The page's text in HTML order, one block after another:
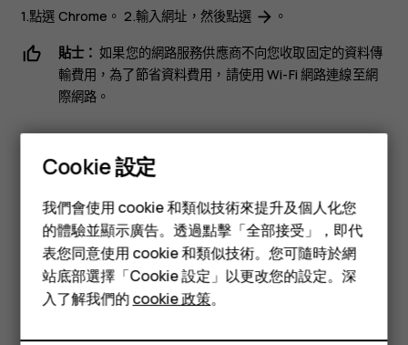
智慧型手機
功能型手機
配件
平板電腦
1.點選 Chrome 。 2.輸入網址，然後點選 arrow_forward 。
貼士： 如果您的網路服務供應商不向您收取固定的資料傳
輸費用，為了節省資料費用，請使用 Wi-Fi 網路連線至網
際網路。
通過 Google 搜尋探索網絡和外面的世界。您可以使用鍵盤來輸
入搜尋單字。
在 Chrome 中：
1.點選搜尋列。 2.在搜尋方塊中輸入搜尋單字。 3.點選arrow_forward。
您也可以從建議的相符項目中選擇搜尋單字。
Cookie 設定
我們會使用 cookie 和類似技術來提升及個人化您
的體驗並顯示廣告。透過點擊「全部接受」，即代
表您同意使用 cookie 和類似技術。您可隨時於網
站底部選擇「Cookie 設定」以更改您的設定。深
入了解我們的cookie 政策。